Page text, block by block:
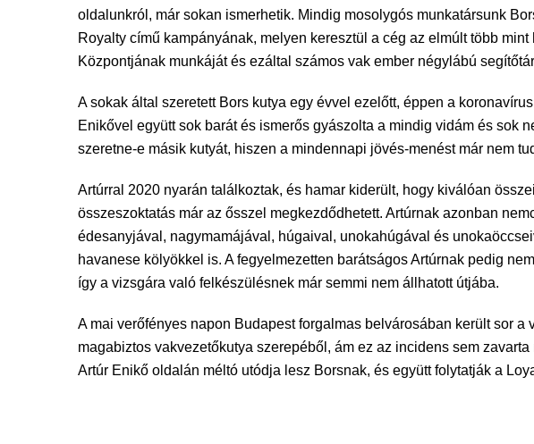
oldalunkról, már sokan ismerhetik. Mindig mosolygós munkatársunk
Royalty című kampányának, melyen keresztül a cég az elmúlt több
Központjának munkáját és ezáltal számos vak ember négylábú
A sokak által szeretett Bors kutya egy évvel ezelőtt, éppen a
Enikővel együtt sok barát és ismerős gyászolta a mindig vidám és sok
szeretne-e másik kutyát, hiszen a mindennapi jövés-menést már nem
Artúrral 2020 nyarán találkoztak, és hamar kiderült, hogy kiválóan
összeszoktatás már az ősszel megkezdődhetett. Artúrnak azonban
édesanyjával, nagymamájával, húgaival, unokahúgával és
havanese kölyökkel is. A fegyelmezetten barátságos Artúrnak pedig
így a vizsgára való felkészülésnek már semmi nem állhatott útjába.
A mai verőfényes napon Budapest forgalmas belvárosában került sor
magabiztos vakvezetőkutya szerepéből, ám ez az incidens sem
Artúr Enikő oldalán méltó utódja lesz Borsnak, és együtt folytatják a